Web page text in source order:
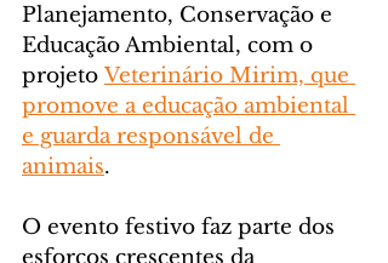
Planejamento, Conservação e
Educação Ambiental, com o
projeto Veterinário Mirim, que
promove a educação ambiental
e guarda responsável de
animais.
O evento festivo faz parte dos
esforços crescentes da